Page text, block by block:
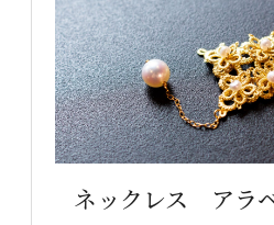
ネックレス アラ